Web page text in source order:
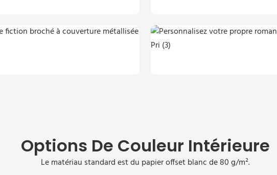
Options De Couleur Intérieure
Le matériau standard est du papier offset blanc de 80 g/m².